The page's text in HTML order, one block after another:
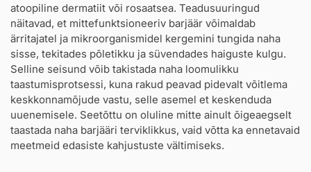
atoopiline dermatiit või rosaatsea. Teadusuuringud
näitavad, et mittefunktsioneeriv barjäär võimaldab
ärritajatel ja mikroorganismidel kergemini tungida naha
sisse, tekitades põletikku ja süvendades haiguste kulgu.
Selline seisund võib takistada naha loomulikku
taastumisprotsessi, kuna rakud peavad pidevalt võitlema
keskkonnamõjude vastu, selle asemel et keskenduda
uuenemisele. Seetõttu on oluline mitte ainult õigeaegselt
taastada naha barjääri terviklikkus, vaid võtta ka ennetavaid
meetmeid edasiste kahjustuste vältimiseks.